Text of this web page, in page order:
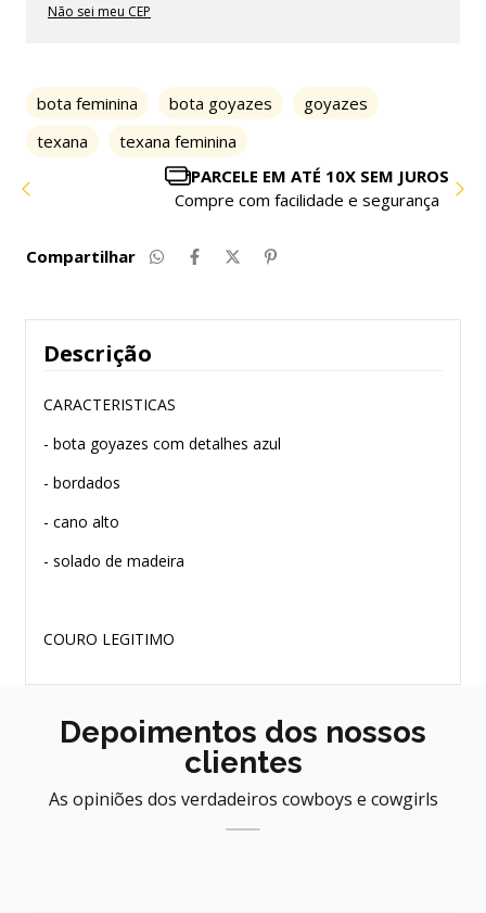
Não sei meu CEP
bota feminina bota goyazes
goyazes
texana
texana feminina
PARCELE EM ATÉ 10X SEM JUROS
Compre com facilidade e segurança
Compartilhar
Descrição
CARACTERISTICAS
- bota goyazes com detalhes azul
- bordados
- cano alto
- solado de madeira
COURO LEGITIMO
Depoimentos dos nossos
clientes
As opiniões dos verdadeiros cowboys e cowgirls